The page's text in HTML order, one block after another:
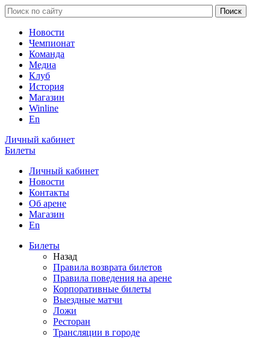
Новости
Чемпионат
Команда
Медиа
Клуб
История
Магазин
Winline
En
Личный кабинет
Билеты
Личный кабинет
Новости
Контакты
Об арене
Магазин
En
Билеты
Назад
Правила возврата билетов
Правила поведения на арене
Корпоративные билеты
Выездные матчи
Ложи
Ресторан
Трансляции в городе